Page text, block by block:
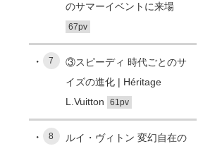
のサマーイベントに来場
67pv
7
③スピーディ 時代ごとのサ
イズの進化 | Héritage
L.Vuitton
61pv
8
ルイ・ヴィトン 変幻自在の